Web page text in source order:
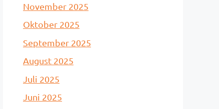
November 2025
Oktober 2025
September 2025
August 2025
Juli 2025
Juni 2025